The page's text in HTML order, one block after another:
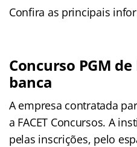
Confira as principais
Concurso PGM
banca
A empresa contratada
a FACET Concursos. A
pelas inscrições, pelo